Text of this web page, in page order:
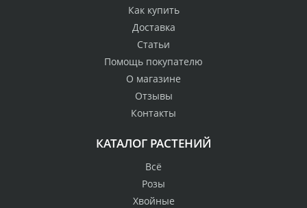
Как купить
Доставка
Статьи
Помощь покупателю
О магазине
Отзывы
Контакты
КАТАЛОГ РАСТЕНИЙ
Всё
Розы
Хвойные